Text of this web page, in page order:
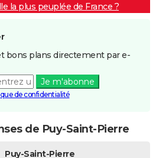
la plus peuplée de France ?
bons plans directement par e-
Je m'abonne
de confidentialité
de Puy-Saint-Pierre
Puy-Saint-Pierre